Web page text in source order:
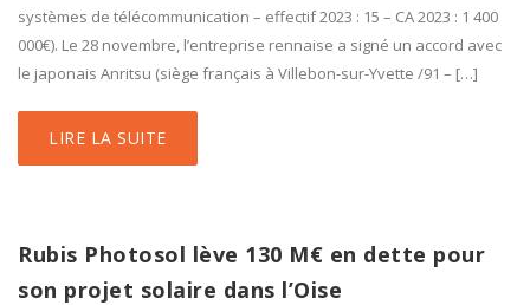
systèmes de télécommunication – effectif 2023 : 15 – CA 2023 : 1 400
000€). Le 28 novembre, l’entreprise rennaise a signé un accord avec
le japonais Anritsu (siège français à Villebon-sur-Yvette /91 – […]
LIRE LA SUITE
Rubis Photosol lève 130 M€ en dette pour
son projet solaire dans l’Oise